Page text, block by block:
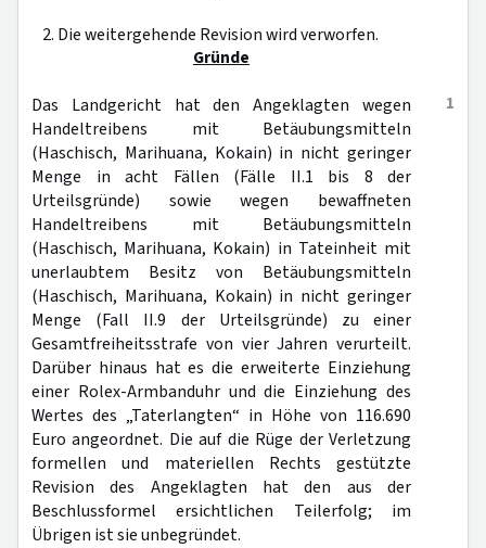
2. Die weitergehende Revision wird verworfen.
Gründe
1
Das Landgericht hat den Angeklagten wegen
Handeltreibens mit Betäubungsmitteln
(Haschisch, Marihuana, Kokain) in nicht geringer
Menge in acht Fällen (Fälle II.1 bis 8 der
Urteilsgründe) sowie wegen bewaffneten
Handeltreibens mit Betäubungsmitteln
(Haschisch, Marihuana, Kokain) in Tateinheit mit
unerlaubtem Besitz von Betäubungsmitteln
(Haschisch, Marihuana, Kokain) in nicht geringer
Menge (Fall II.9 der Urteilsgründe) zu einer
Gesamtfreiheitsstrafe von vier Jahren verurteilt.
Darüber hinaus hat es die erweiterte Einziehung
einer Rolex-Armbanduhr und die Einziehung des
Wertes des „Taterlangten“ in Höhe von 116.690
Euro angeordnet. Die auf die Rüge der Verletzung
formellen und materiellen Rechts gestützte
Revision des Angeklagten hat den aus der
Beschlussformel ersichtlichen Teilerfolg; im
Übrigen ist sie unbegründet.